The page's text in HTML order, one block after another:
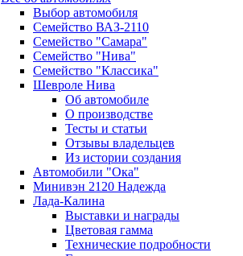
Выбор автомобиля
Семейство ВАЗ-2110
Семейство "Самара"
Семейство "Нива"
Семейство "Классика"
Шевроле Нива
Об автомобиле
О производстве
Тесты и статьи
Отзывы владельцев
Из истории создания
Автомобили "Ока"
Минивэн 2120 Надежда
Лада-Калина
Выставки и награды
Цветовая гамма
Технические подробности